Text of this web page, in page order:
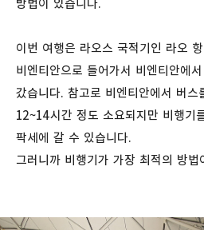
방법이 있습니다.
이번 여행은 라오스 국적기인 라오
비엔티안으로 들어가서 비엔티안에
갔습니다. 참고로 비엔티안에서 버스
12~14시간 정도 소요되지만 비행기
팍세에 갈 수 있습니다.
그러니까 비행기가 가장 최적의 방법